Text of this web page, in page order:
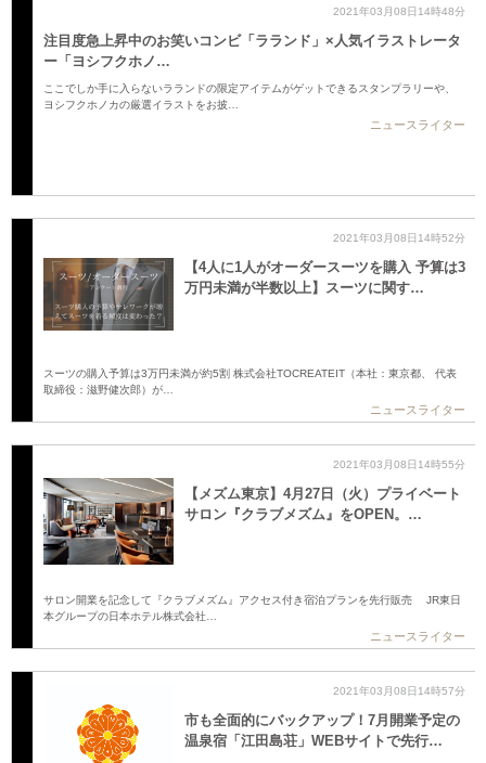
2021年03月08日14時48分
注目度急上昇中のお笑いコンビ「ラランド」×人気イラストレータ
ー「ヨシフクホノ…
ここでしか手に入らないラランドの限定アイテムがゲットできるスタンプラリーや、
ヨシフクホノカの厳選イラストをお披…
ニュースライター
2021年03月08日14時52分
【4人に1人がオーダースーツを購入 予算は3
万円未満が半数以上】スーツに関す…
スーツの購入予算は3万円未満が約5割 株式会社TOCREATEIT（本社：東京都、 代表
取締役：滋野健次郎）が…
ニュースライター
2021年03月08日14時55分
【メズム東京】4月27日（火）プライベート
サロン『クラブメズム』をOPEN。…
サロン開業を記念して『クラブメズム』アクセス付き宿泊プランを先行販売 JR東日
本グループの日本ホテル株式会社…
ニュースライター
2021年03月08日14時57分
市も全面的にバックアップ！7月開業予定の
温泉宿「江田島荘」WEBサイトで先行…